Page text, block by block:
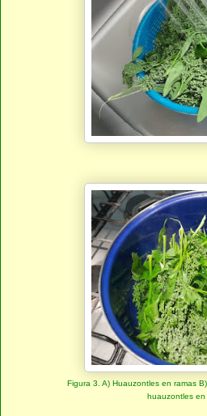
Figura 3. A) Huauzontles en ramas
huauzontles en